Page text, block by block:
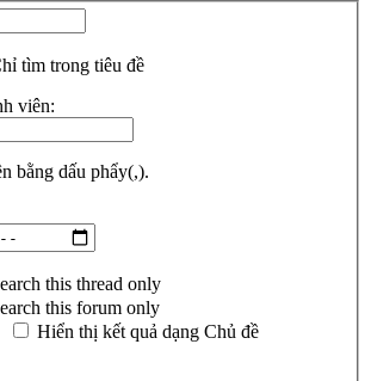
tìm trong tiêu đề
viên:
bằng dấu phẩy(,).
this thread only
this forum only
Hiển thị kết quả dạng Chủ đề